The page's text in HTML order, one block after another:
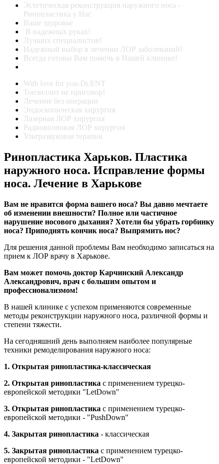
Эстетическая реконструкция наружного носа -
Ринопластика у Нас
Ваше здоровье
В надежных руках!
Лучших специалистов!
Надежный выбор в лечении ЛОР заболеваний!
Всегда готовы Вам помочь в Нашей клинике!
With love for you-Dr.ENT
Тонзиллит не приговор!
Лечение без операции
Эндоскопическая хирургия
Лазерная ЛОР хирургия
Радиоволновая ЛОР хирургия
Ультразвуковая терапия
Ринопластика Харьков. Пластика
наружного носа. Исправление формы
носа. Лечение в Харькове
Вам не нравится форма вашего носа? Вы давно мечтаете
об изменении внешности? Полное или частичное
нарушение носового дыхания? Хотели бы убрать горбинку
носа? Приподнять кончик носа? Выпрямить нос?
Для решения данной проблемы Вам необходимо записаться на
прием к ЛОР врачу в Харькове.
Вам может помочь доктор Карчинский Александр
Александрович, врач с большим опытом и
профессионализмом!
В нашей клинике с успехом применяются современные
методы реконструкции наружного носа, различной формы и
степени тяжести.
На сегодняшний день выполняем наиболее популярные
техники ремоделирования наружного носа:
1. Открытая ринопластика-классическая
2. Открытая ринопластика с применением турецко-
европейской методики "LetDown"
3. Открытая ринопластика с применением турецко-
европейской методики - "PushDown"
4. Закрытая ринопластика - классическая
5. Закрытая ринопластика с применением турецко-
европейской методики - "LetDown"